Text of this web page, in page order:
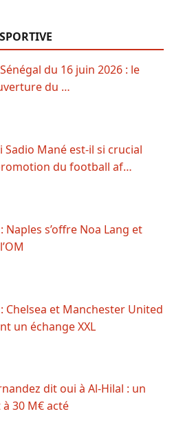
du 16 juin 2026 : le
du …
Sadio Mané est-il si crucial
du football af…
Naples s’offre Noa Lang et
Chelsea et Manchester United
un échange XXL
dit oui à Al-Hilal : un
30 M€ acté